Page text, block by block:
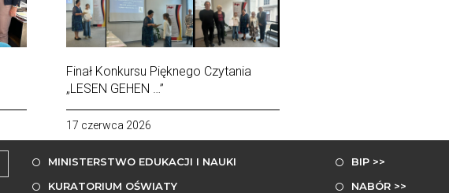
Finał Konkursu Pięknego Czytania
„LESEN GEHEN …”
17 czerwca 2026
PRZYDATNE LINKI
MINISTERSTWO EDUKACJI I NAUKI
KURATORIUM OŚWIATY
BIP >>
NABÓR >>